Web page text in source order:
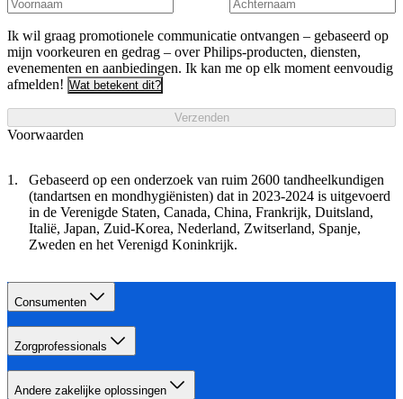
Ik wil graag promotionele communicatie ontvangen – gebaseerd op
mijn voorkeuren en gedrag – over Philips-producten, diensten,
evenementen en aanbiedingen. Ik kan me op elk moment eenvoudig
afmelden! Wat betekent dit?
Verzenden
Voorwaarden
Gebaseerd op een onderzoek van ruim 2600 tandheelkundigen
(tandartsen en mondhygiënisten) dat in 2023-2024 is uitgevoerd
in de Verenigde Staten, Canada, China, Frankrijk, Duitsland,
Italië, Japan, Zuid-Korea, Nederland, Zwitserland, Spanje,
Zweden en het Verenigd Koninkrijk.
Consumenten
Zorgprofessionals
Andere zakelijke oplossingen